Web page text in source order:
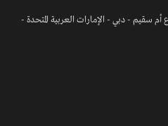
أم سقيم - دبي - الإمارات العربية المتحدة -